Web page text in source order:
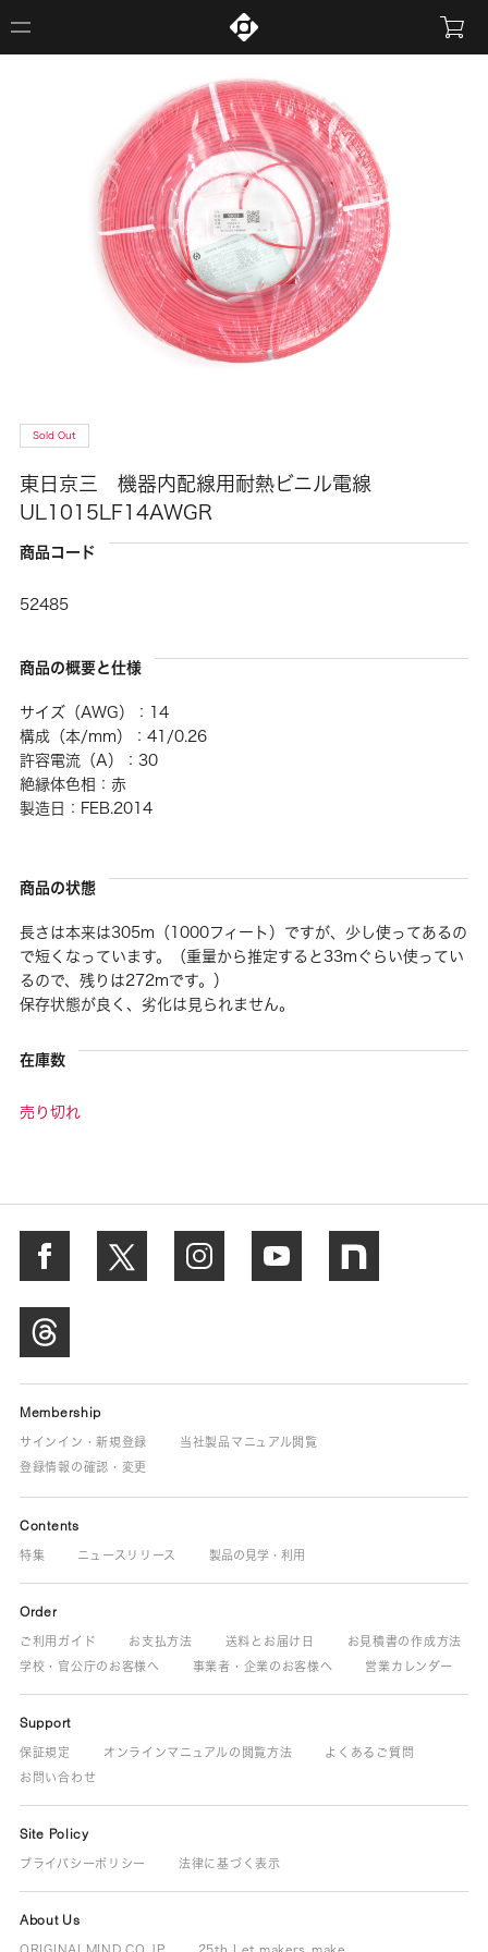
Sold Out
東日京三 機器内配線用耐熱ビニル電線
UL1015LF14AWGR
商品コード
52485
商品の概要と仕様
サイズ（AWG）：14
構成（本/mm）：41/0.26
許容電流（A）：30
絶縁体色相：赤
製造日：FEB.2014
商品の状態
長さは本来は305m（1000フィート）ですが、少し使ってあるの
で短くなっています。（重量から推定すると33mぐらい使ってい
るので、残りは272mです。）
保存状態が良く、劣化は見られません。
在庫数
売り切れ
Membership
サインイン・新規登録
当社製品マニュアル閲覧
登録情報の確認・変更
Contents
特集 ニュースリリース 製品の見学・利用
Order
ご利用ガイド お支払方法 送料とお届け日
お見積書の作成方法
学校・官公庁のお客様へ
事業者・企業のお客様へ 営業カレンダー
Support
保証規定 オンラインマニュアルの閲覧方法
よくあるご質問
お問い合わせ
Site Policy
プライバシーポリシー 法律に基づく表示
About Us